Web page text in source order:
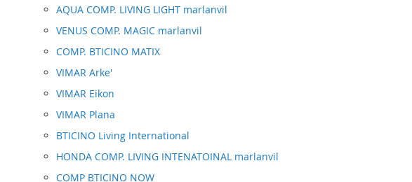
AQUA COMP. LIVING LIGHT marlanvil
VENUS COMP. MAGIC marlanvil
COMP. BTICINO MATIX
VIMAR Arke'
VIMAR Eikon
VIMAR Plana
BTICINO Living International
HONDA COMP. LIVING INTENATOINAL marlanvil
COMP BTICINO NOW